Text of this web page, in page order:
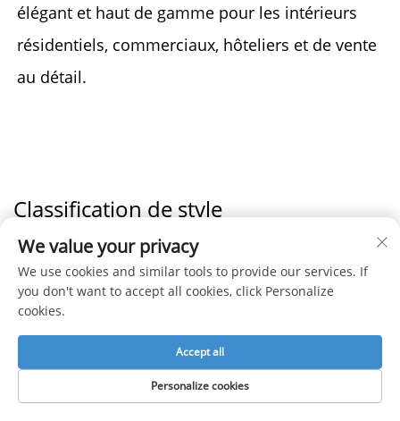
élégant et haut de gamme pour les intérieurs
résidentiels, commerciaux, hôteliers et de vente
au détail.
Classification de style
Options de conception illimitées
1. Choisissez parmi des milliers de designs
2. Les designs personnalisés adaptés à vos
besoins sont également les bienvenus.
We value your privacy
We use cookies and similar tools to provide our services. If
you don't want to accept all cookies, click Personalize
cookies.
Personalize cookies
Accept all